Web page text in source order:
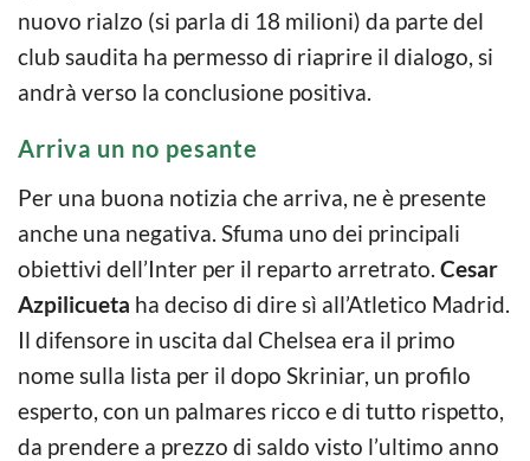
nuovo rialzo (si parla di 18 milioni) da parte del
club saudita ha permesso di riaprire il dialogo, si
andrà verso la conclusione positiva.
Arriva un no pesante
Per una buona notizia che arriva, ne è presente
anche una negativa. Sfuma uno dei principali
obiettivi dell’Inter per il reparto arretrato. Cesar
Azpilicueta ha deciso di dire sì all’Atletico Madrid.
Il difensore in uscita dal Chelsea era il primo
nome sulla lista per il dopo Skriniar, un profilo
esperto, con un palmares ricco e di tutto rispetto,
da prendere a prezzo di saldo visto l’ultimo anno